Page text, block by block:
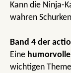
Kann die Ninja-
wahren
Band 4 der
Eine humorvolle
wichtigen